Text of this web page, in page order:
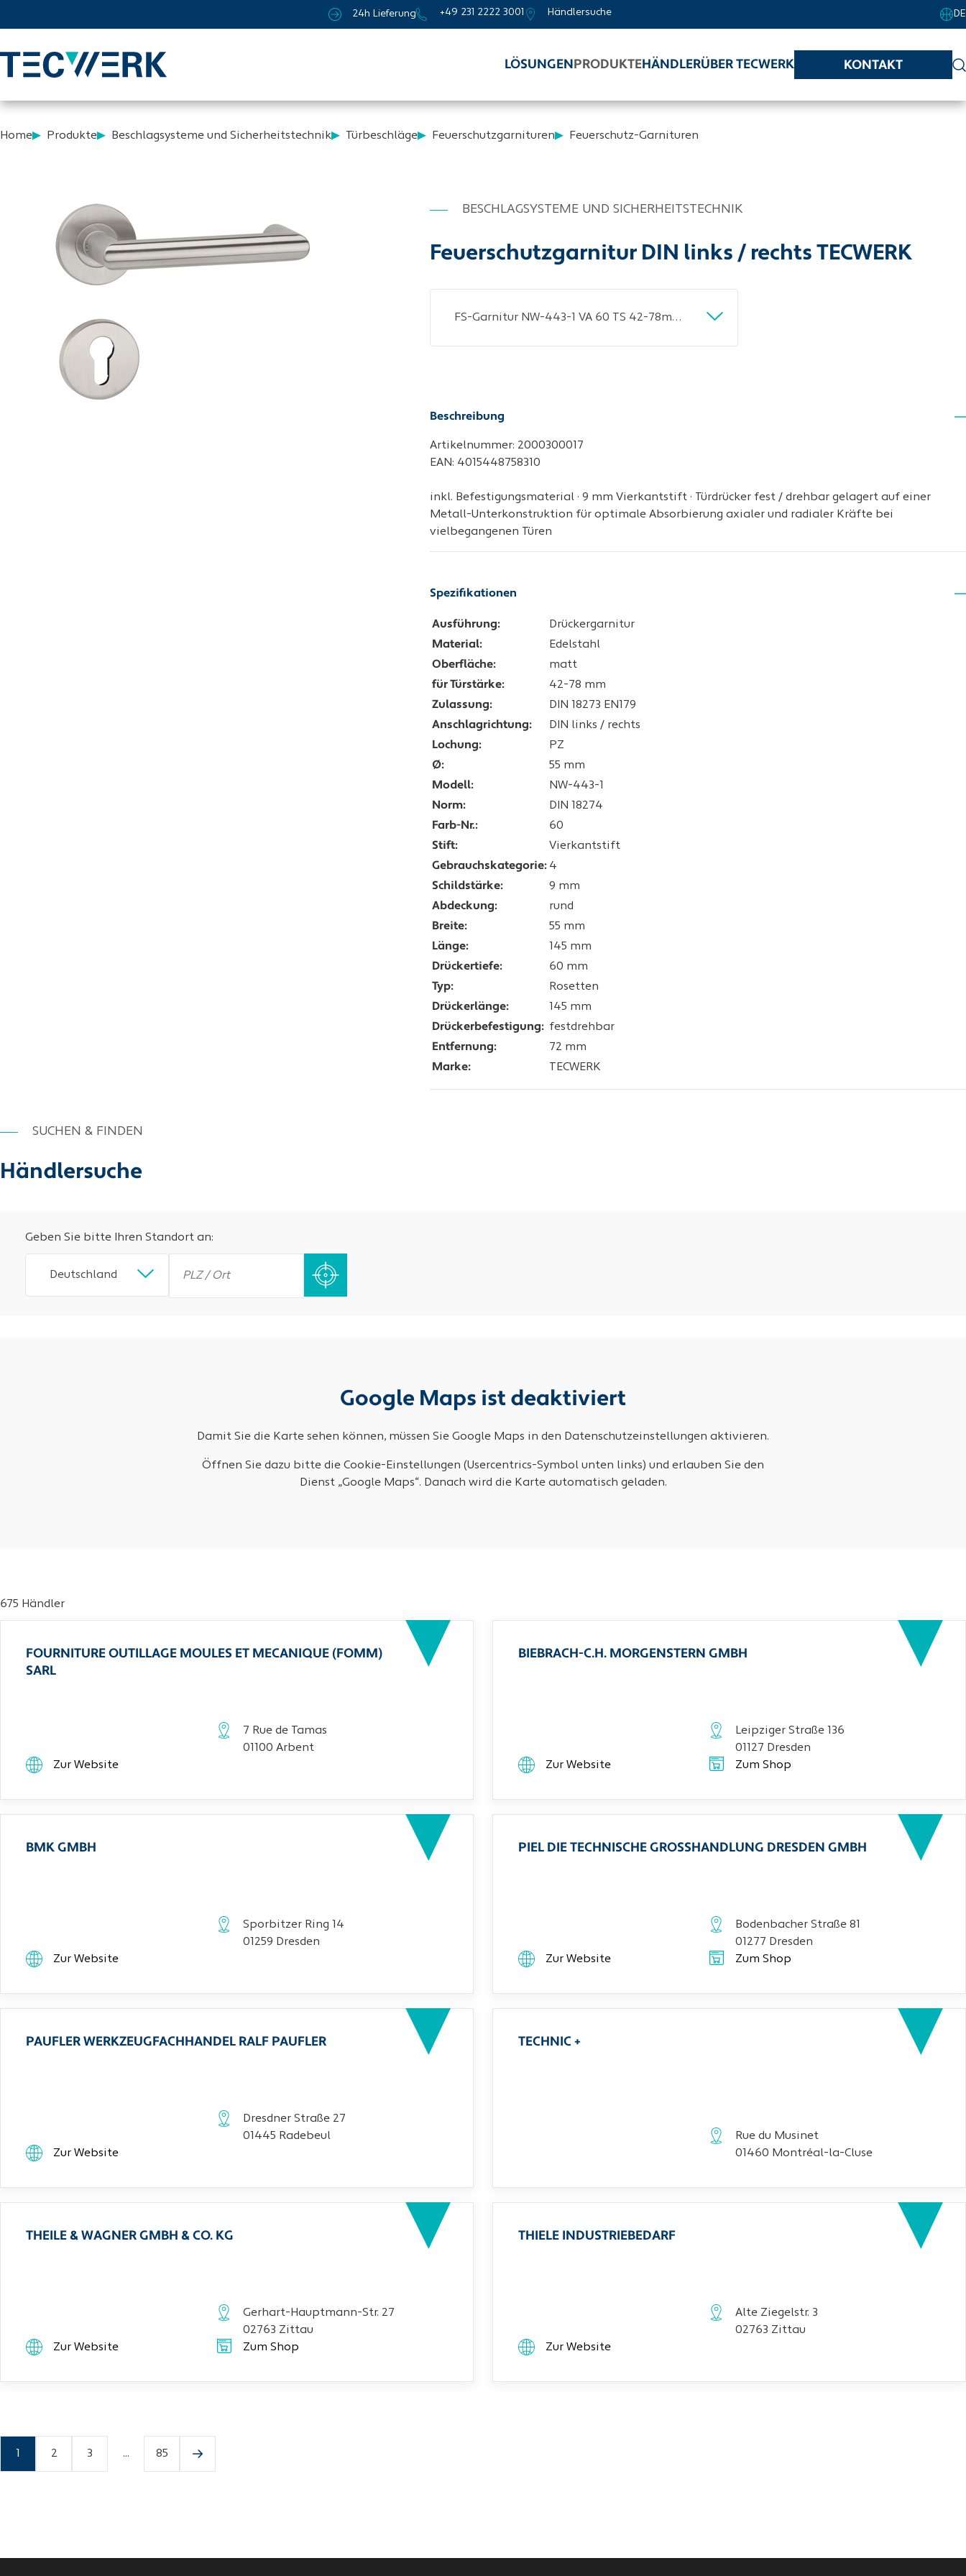
24h Lieferung +49 231 2222 3001 Händlersuche DE
LÖSUNGEN PRODUKTEHÄNDLERÜBER TECWERK KONTAKT
Home Produkte Beschlagsysteme und Sicherheitstechnik Türbeschläge Feuerschutzgarnituren Feuerschutz-Garnituren
BESCHLAGSYSTEME UND SICHERHEITSTECHNIK
Feuerschutzgarnitur DIN links / rechts TECWERK
FS-Garnitur NW-443-1 VA 60 TS 42-78mm PZ rd.DIN L/R TECWERK
Beschreibung
Artikelnummer: 2000300017
EAN: 4015448758310
inkl. Befestigungsmaterial · 9 mm Vierkantstift · Türdrücker fest / drehbar gelagert auf einer
Metall-Unterkonstruktion für optimale Absorbierung axialer und radialer Kräfte bei
vielbegangenen Türen
Spezifikationen
Ausführung:
Drückergarnitur
Material:
Edelstahl
Oberfläche:
matt
für Türstärke:
42-78 mm
Zulassung:
DIN 18273 EN179
Anschlagrichtung:
DIN links / rechts
Lochung:
PZ
Ø:
55 mm
Modell:
NW-443-1
Norm:
DIN 18274
Farb-Nr.:
60
Stift:
Vierkantstift
Gebrauchskategorie: 4
Schildstärke:
9 mm
Abdeckung:
rund
Breite:
55 mm
Länge:
145 mm
Drückertiefe:
60 mm
Typ:
Rosetten
Drückerlänge:
145 mm
Drückerbefestigung: festdrehbar
Entfernung:
72 mm
Marke:
TECWERK
SUCHEN & FINDEN
Händlersuche
Geben Sie bitte Ihren Standort an:
Deutschland
Google Maps ist deaktiviert
Damit Sie die Karte sehen können, müssen Sie Google Maps in den Datenschutzeinstellungen aktivieren.
Öffnen Sie dazu bitte die Cookie-Einstellungen (Usercentrics-Symbol unten links) und erlauben Sie den
Dienst „Google Maps“. Danach wird die Karte automatisch geladen.
675 Händler
FOURNITURE OUTILLAGE MOULES ET MECANIQUE (FOMM)
SARL
7 Rue de Tamas
01100 Arbent
Zur Website
BIEBRACH-C.H. MORGENSTERN GMBH
Leipziger Straße 136
01127 Dresden
Zur Website
Zum Shop
BMK GMBH
Sporbitzer Ring 14
01259 Dresden
Zur Website
PIEL DIE TECHNISCHE GROSSHANDLUNG DRESDEN GMBH
Bodenbacher Straße 81
01277 Dresden
Zur Website
Zum Shop
PAUFLER WERKZEUGFACHHANDEL RALF PAUFLER
Dresdner Straße 27
01445 Radebeul
Zur Website
TECHNIC +
Rue du Musinet
01460 Montréal-la-Cluse
THEILE & WAGNER GMBH & CO. KG
Gerhart-Hauptmann-Str. 27
02763 Zittau
Zur Website
Zum Shop
THIELE INDUSTRIEBEDARF
Alte Ziegelstr. 3
02763 Zittau
Zur Website
2 3 ... 85